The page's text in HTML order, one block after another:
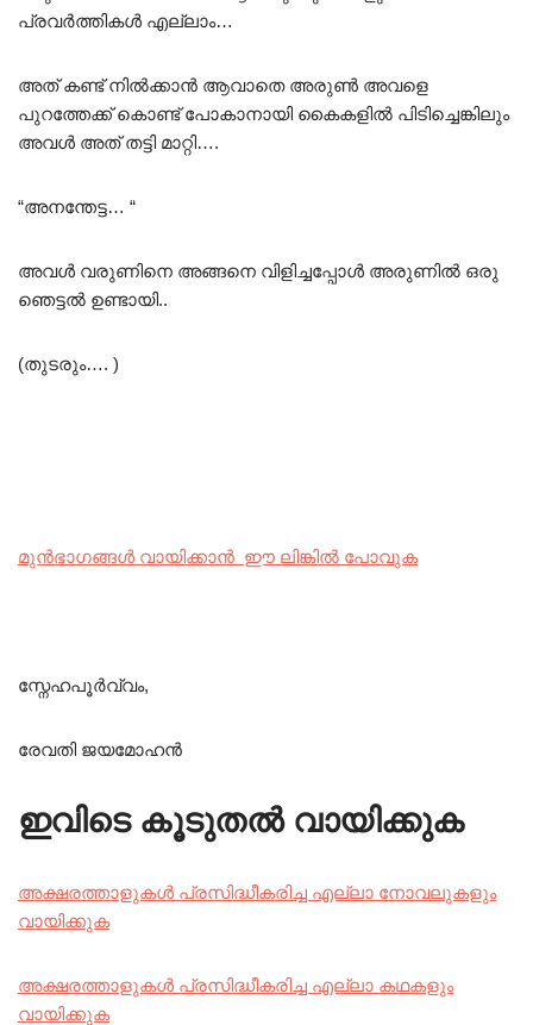
പ്രവർത്തികൾ എല്ലാം…
അത് കണ്ട് നിൽക്കാൻ ആവാതെ അരുൺ അവളെ
പുറത്തേക്ക് കൊണ്ട് പോകാനായി കൈകളിൽ പിടിച്ചെങ്കിലും
അവൾ അത് തട്ടി മാറ്റി….
“അനന്തേട്ട… “
അവൾ വരുണിനെ അങ്ങനെ വിളിച്ചപ്പോൾ അരുണിൽ ഒരു
ഞെട്ടൽ ഉണ്ടായി..
(തുടരും…. )
മുൻഭാഗങ്ങൾ വായിക്കാൻ ഈ ലിങ്കിൽ പോവുക
സ്നേഹപൂർവ്വം,
രേവതി ജയമോഹൻ
ഇവിടെ കൂടുതൽ വായിക്കുക
അക്ഷരത്താളുകൾ പ്രസിദ്ധീകരിച്ച എല്ലാ നോവലുകളും
വായിക്കുക
അക്ഷരത്താളുകൾ പ്രസിദ്ധീകരിച്ച എല്ലാ കഥകളും
വായിക്കുക